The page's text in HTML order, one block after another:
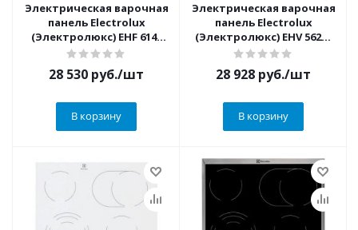
Электрическая варочная
панель Electrolux
(Электролюкс) EHF 6140
FOK
28 530 руб./шт
В корзину
Электрическая варочная
панель Electrolux
(Электролюкс) EHV 56240
AK
28 928 руб./шт
В корзину